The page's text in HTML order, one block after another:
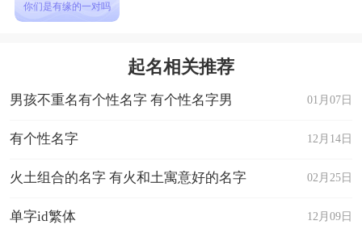
你们是有缘的一对吗
起名相关推荐
01月07日
男孩不重名有个性名字 有个性名字男
12月14日
有个性名字
02月25日
火土组合的名字 有火和土寓意好的名字
12月09日
单字id繁体